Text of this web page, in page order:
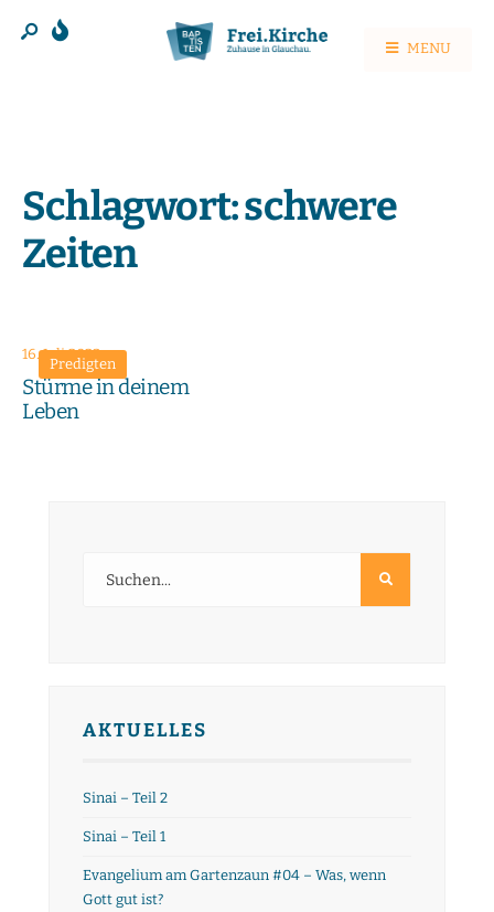
MENU
Schlagwort:schwere
Zeiten
Predigten
16. Juli 2023
Stürme in deinem
Leben
AKTUELLES
Sinai – Teil 2
Sinai – Teil 1
Evangelium am Gartenzaun #04 – Was, wenn
Gott gut ist?